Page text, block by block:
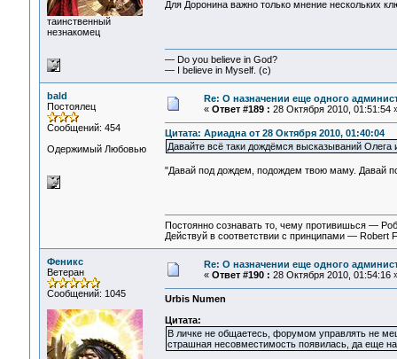
таинственный
незнакомец
Для Доронина важно только мнение нескольких
— Do you believe in God?
— I believe in Myself. (c)
bald
Постоялец
Сообщений: 454
Одержимый Любовью
Re: О назначении еще одного
« Ответ #189 : 28 Октября 2010, 01:51:54
Цитата: Ариадна от 28 Октября 2010, 01:40:04
Давайте всё таки дождёмся высказываний
"Давай под дождем, подождем твою маму. Давай
Постоянно сознавать то, чему противишься —
Действуй в соответствии с принципами — Robert
Феникс
Ветеран
Сообщений: 1045
Re: О назначении еще одного
« Ответ #190 : 28 Октября 2010, 01:54:16
Urbis Numen
Цитата:
В личке не общаетесь, форумом управлять не
страшная несовместимость появилась, да еще на